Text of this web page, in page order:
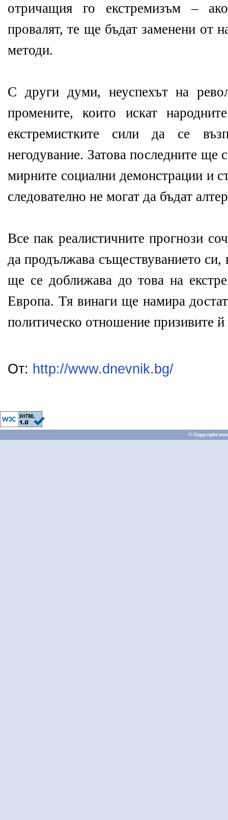
отричащия го екстремизъм –
провалят, те ще бъдат заменени от
методи.
С други думи, неуспехът на
промените, които искат
екстремистките сили да се
негодувание. Затова последните ще
мирните социални демонстрации и
следователно не могат да бъдат
Все пак реалистичните прогнози
да продължава съществуванието си,
ще се доближава до това на
Европа. Тя винаги ще намира
политическо отношение призивите
От: http://www.dnevnik.bg/
© Copyright